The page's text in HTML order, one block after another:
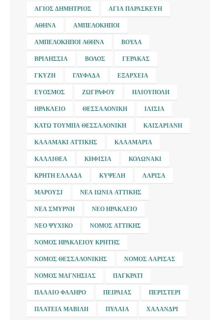
ΆΓΙΟΣ ΔΗΜΉΤΡΙΟΣ ΑΓΊΑ ΠΑΡΑΣΚΕΥΉ
ΑΘΉΝΑ ΑΜΠΕΛΌΚΗΠΟΙ
ΑΜΠΕΛΌΚΗΠΟΙ ΑΘΉΝΑ ΒΟΎΛΑ
ΒΡΙΛΉΣΣΙΑ ΒΌΛΟΣ ΓΈΡΑΚΑΣ
ΓΚΎΖΗ ΓΛΥΦΆΔΑ ΕΞΆΡΧΕΙΑ
ΕΎΟΣΜΟΣ ΖΩΓΡΆΦΟΥ ΗΛΙΟΎΠΟΛΗ
ΗΡΆΚΛΕΙΟ ΘΕΣΣΑΛΟΝΊΚΗ ΙΛΊΣΙΑ
ΚΆΤΩ ΤΟΎΜΠΑ ΘΕΣΣΑΛΟΝΊΚΗ ΚΑΙΣΑΡΙΑΝΉ
ΚΑΛΑΜΆΚΙ ΑΤΤΙΚΉΣ ΚΑΛΑΜΑΡΙΆ
ΚΑΛΛΙΘΈΑ ΚΗΦΙΣΙΆ ΚΟΛΩΝΆΚΙ
ΚΡΉΤΗ ΕΛΛΆΔΑ ΚΥΨΈΛΗ ΛΆΡΙΣΑ
ΜΑΡΟΎΣΙ ΝΈΑ ΙΩΝΊΑ ΑΤΤΙΚΉΣ
ΝΈΑ ΣΜΎΡΝΗ ΝΈΟ ΗΡΆΚΛΕΙΟ
ΝΈΟ ΨΥΧΙΚΌ ΝΟΜΌΣ ΑΤΤΙΚΉΣ
ΝΟΜΌΣ ΗΡΑΚΛΕΊΟΥ ΚΡΉΤΗΣ
ΝΟΜΌΣ ΘΕΣΣΑΛΟΝΊΚΗΣ ΝΟΜΌΣ ΛΆΡΙΣΑΣ
ΝΟΜΌΣ ΜΑΓΝΗΣΊΑΣ ΠΑΓΚΡΆΤΙ
ΠΑΛΑΙΌ ΦΆΛΗΡΟ ΠΕΙΡΑΙΆΣ ΠΕΡΙΣΤΈΡΙ
ΠΛΑΤΕΊΑ ΜΑΒΊΛΗ ΠΥΛΑΊΑ ΧΑΛΆΝΔΡΙ